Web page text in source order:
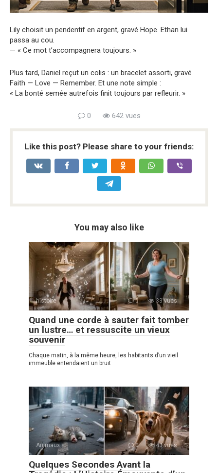
Lily choisit un pendentif en argent, gravé Hope. Ethan lui
passa au cou.
— « Ce mot t’accompagnera toujours. »
Plus tard, Daniel reçut un colis : un bracelet assorti, gravé
Faith — Love — Remember. Et une note simple :
« La bonté semée autrefois finit toujours par refleurir. »
0 642 vues
Like this post? Please share to your friends:
You may also like
histoire 0 33 vues
Quand une corde à sauter fait tomber
un lustre… et ressuscite un vieux
souvenir
Chaque matin, à la même heure, les habitants d’un vieil
immeuble entendaient un bruit
Animaux 0 43 vues
Quelques Secondes Avant la